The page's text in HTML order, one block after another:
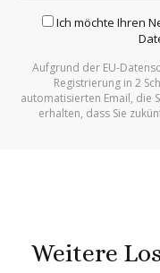
Ich möchte Ihren
Aufgrund der EU-
Registrierung in 2
automatisierten Email, die
erhalten, dass Sie
Weitere